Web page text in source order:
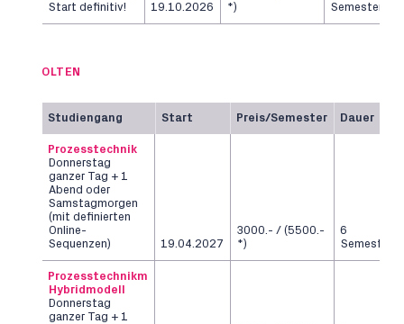
Start definitiv!
19.10.2026
*)
Semester
OLTEN
Studiengang Start Preis/Semester Dauer
Prozesstechnik
Donnerstag
ganzer Tag + 1
Abend oder
Samstagmorgen
(mit definierten
Online-
Sequenzen)
19.04.2027
3000.- / (5500.-
*)
6
Semester
Prozesstechnikm
Hybridmodell
Donnerstag
ganzer Tag + 1